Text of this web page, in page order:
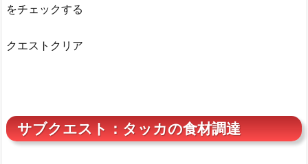
をチェックする
クエストクリア
サブクエスト：タッカの食材調達